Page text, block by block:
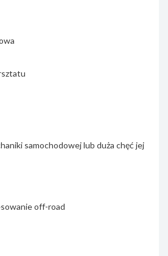
samochodowej lub duża chęć jej
off-road